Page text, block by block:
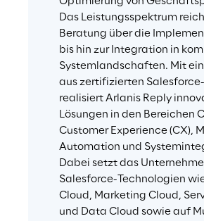
Das Leistungsspektrum
Beratung über die
bis hin zur Integration in
Systemlandschaften. Mit
aus zertifizierten
realisiert Arlanis Reply
Lösungen in den Bereichen
Customer Experience (CX),
Automation und
Dabei setzt das
Salesforce-Technologien
Cloud, Marketing Cloud,
und Data Cloud sowie auf